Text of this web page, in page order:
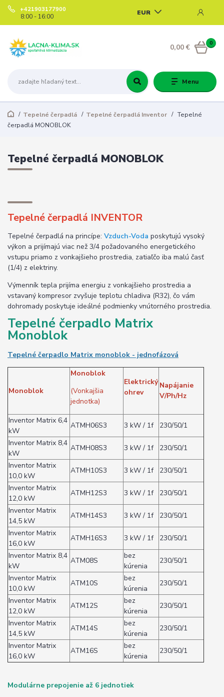
Menu
EUR
+421903177900
8:00 - 16:00
0
0,00 €
Tepelné čerpadlá Tepelné čerpadlá Inventor
Tepelné
čerpadlá MONOBLOK
Tepelné čerpadlá MONOBLOK
Tepelné čerpadlá INVENTOR
Tepelné čerpadlá na princípe: Vzduch-Voda poskytujú vysoký
výkon a prijímajú viac než 3/4 požadovaného energetického
vstupu priamo z vonkajšieho prostredia, zatiaľčo iba malú časť
(1/4) z elektriny.
Výmenník tepla prijíma energiu z vonkajšieho prostredia a
vstavaný kompresor zvyšuje teplotu chladiva (R32), čo vám
dohromady poskytuje ideálné podmienky vnútorného prostredia.
Tepelné čerpadlo Matrix
Monoblok
Tepelné čerpadlo Matrix monoblok - jednofázová
Monoblok
Monoblok
(Vonkajšia
jednotka)
Elektrický
ohrev
Napájanie
V/Ph/Hz
Inventor Matrix 6,4
kW
ATMH06S3 3 kW / 1f
230/50/1
Inventor Matrix 8,4
kW
ATMH08S3 3 kW / 1f
230/50/1
Inventor Matrix
10,0 kW
ATMH10S3 3 kW / 1f
230/50/1
Inventor Matrix
12,0 kW
ATMH12S3 3 kW / 1f
230/50/1
Inventor Matrix
14,5 kW
ATMH14S3 3 kW / 1f
230/50/1
Inventor Matrix
16,0 kW
ATMH16S3 3 kW / 1f
230/50/1
Inventor Matrix 8,4
kW
ATM08S
bez
kúrenia
230/50/1
Inventor Matrix
10,0 kW
ATM10S
bez
kúrenia
230/50/1
Inventor Matrix
12,0 kW
ATM12S
bez
kúrenia
230/50/1
Inventor Matrix
14,5 kW
ATM14S
bez
kúrenia
230/50/1
Inventor Matrix
16,0 kW
ATM16S
bez
kúrenia
230/50/1
Modulárne prepojenie až 6 jednotiek